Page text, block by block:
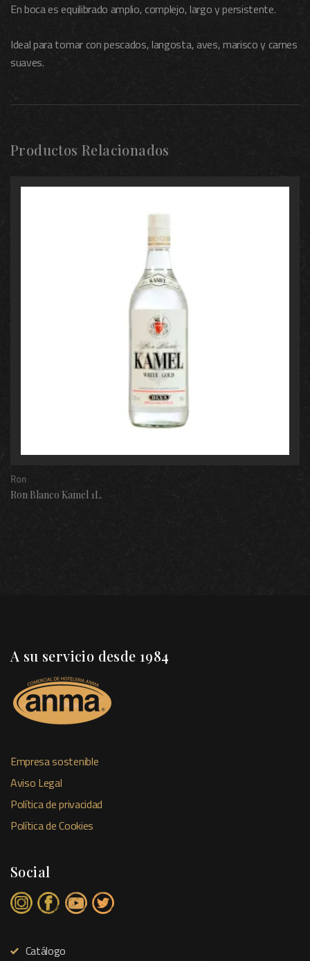
En boca es equilibrado amplio, complejo, largo y persistente.
Ideal para tomar con pescados, langosta, aves, marisco y carnes
suaves.
Productos Relacionados
Ron
Ron Blanco Kamel 1L.
A su servicio desde 1984
Empresa sostenible
Aviso Legal
Política de privacidad
Política de Cookies
Social
Catálogo